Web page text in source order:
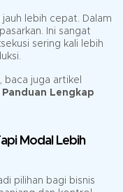
lebih cepat. Dalam
Ini sangat
sering kali lebih
baca juga artikel
Lengkap
Modal Lebih
pilihan bagi bisnis